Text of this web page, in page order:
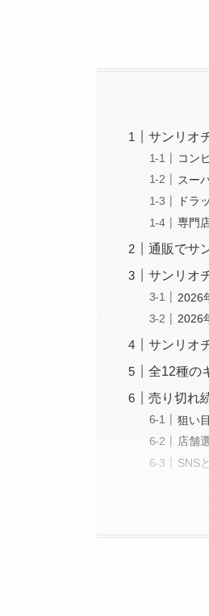
サンリオ
コン
スー
ドラ
専門
通販でサ
サンリオ
2026
2026
サンリオ
全12種の
売り切れ
狙い
店舗
SNS